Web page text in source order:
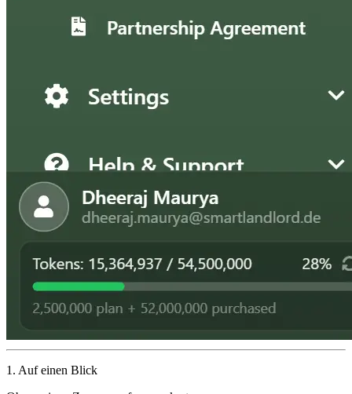
1. Auf einen Blick